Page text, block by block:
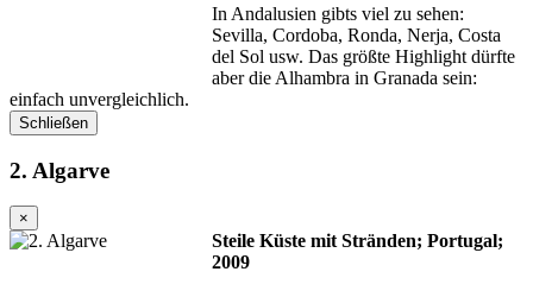
In Andalusien gibts viel zu sehen:
Sevilla, Cordoba, Ronda, Nerja, Costa
del Sol usw. Das größte Highlight dürfte
aber die Alhambra in Granada sein:
einfach unvergleichlich.
Schließen
2. Algarve
×
Steile Küste mit Stränden; Portugal;
2009